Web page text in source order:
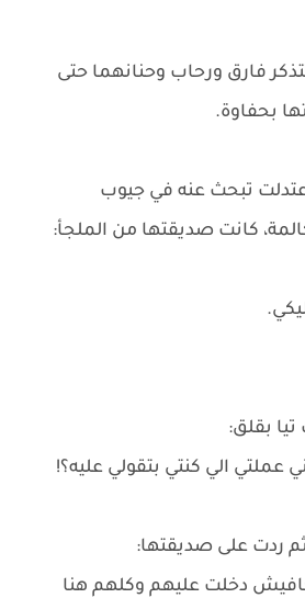
فارق ورحاب وحنانهما حتى
بحفاوة.
تبحث عنه في جيوب
كانت صديقتها من الملجأ:
بقلق:
عملتي الي كنتي بتقولي عليه؟!
على صديقتها:
دخلت عليهم وكلهم هنا